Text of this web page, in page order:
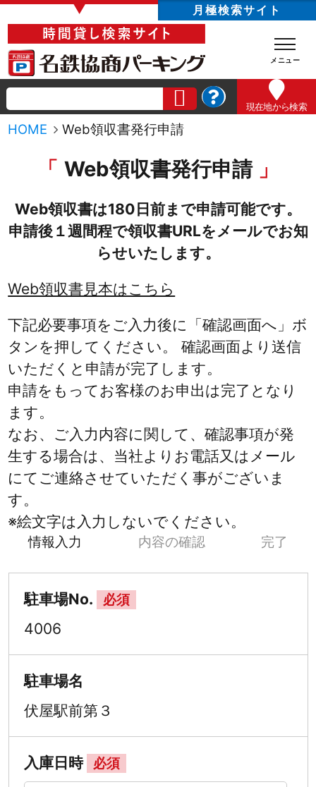
▼ 月極検索サイト
現在地から検索
HOME Web領収書発行申請
Web領収書発行申請
Web領収書は180日前まで申請可能です。
申請後１週間程で領収書URLをメールでお知
らせいたします。
Web領収書見本はこちら
下記必要事項をご入力後に「確認画面へ」ボ
タンを押してください。 確認画面より送信
いただくと申請が完了します。
申請をもってお客様のお申出は完了となり
ます。
なお、ご入力内容に関して、確認事項が発
生する場合は、当社よりお電話又はメール
にてご連絡させていただく事がございま
す。
※絵文字は入力しないでください。
情報入力 内容の確認 完了
駐車場No. 必須
4006
駐車場名
伏屋駅前第３
入庫日時 必須